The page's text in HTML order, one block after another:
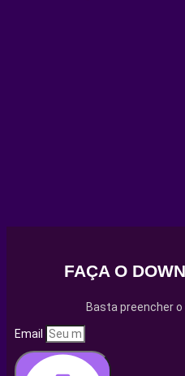
FAÇA O
Basta preencher
Email